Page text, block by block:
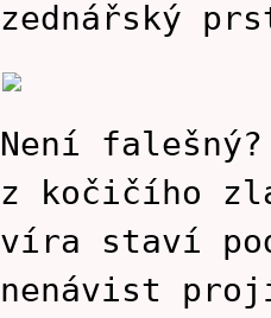
zednářský
Není falešný?
z kočičího
víra staví
nenávist